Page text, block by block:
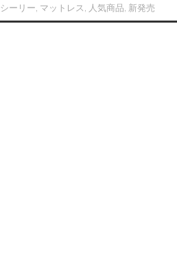
シーリー, マットレス, 人気商品, 新発売